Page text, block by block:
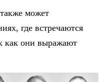
может
где встречаются
как они выражают